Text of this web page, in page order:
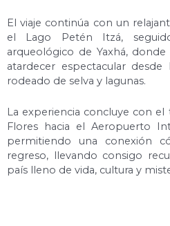
El viaje continúa con un
el Lago Petén Itzá,
arqueológico de Yaxhá,
atardecer espectacular
rodeado de selva y lagunas.
La experiencia concluye con
Flores hacia el Aeropuerto
permitiendo una conexión
regreso, llevando consigo
país lleno de vida, cultura y